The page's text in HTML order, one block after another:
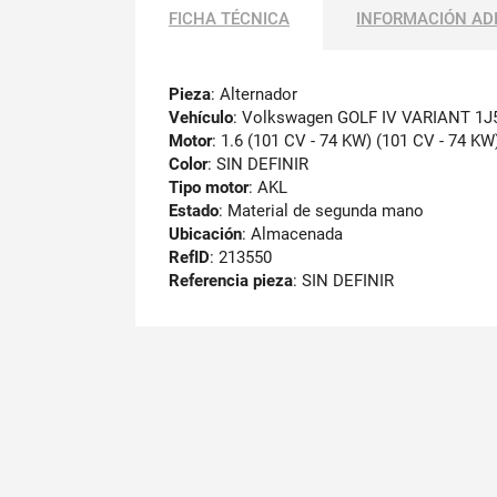
FICHA TÉCNICA INFORMACIÓN
Pieza: Alternador
Vehículo: Volkswagen GOLF IV VARIANT
Motor: 1.6 (101 CV - 74 KW) (101 CV - 74
Color: SIN DEFINIR
Tipo motor: AKL
Estado: Material de segunda mano
Ubicación: Almacenada
RefID: 213550
Referencia pieza: SIN DEFINIR